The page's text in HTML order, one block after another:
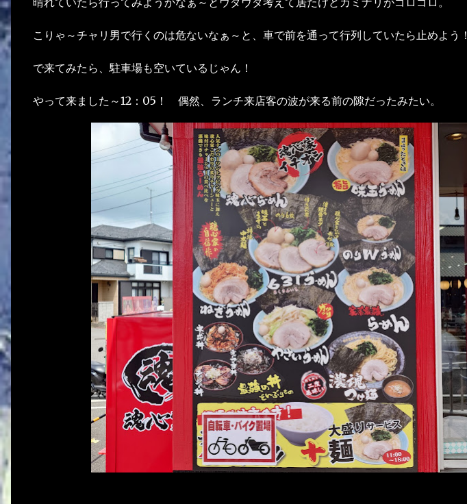
こりゃ～チャリ男で行くのは危ないなぁ～と、車で前を通って行列していたら止めよう！
で来てみたら、駐車場も空いているじゃん！
やって来ました～12：05！ 偶然、ランチ来店客の波が来る前の隙だったみたい。